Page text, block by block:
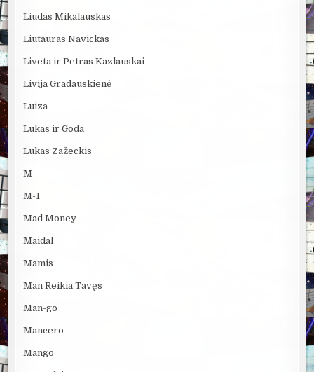
Liudas Mikalauskas
Liutauras Navickas
Liveta ir Petras Kazlauskai
Livija Gradauskienė
Luiza
Lukas ir Goda
Lukas Zažeckis
M
M-1
Mad Money
Maidal
Mamis
Man Reikia Tavęs
Man-go
Mancero
Mango